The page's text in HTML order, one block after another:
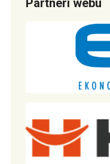
Partneri webu